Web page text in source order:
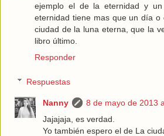
ejemplo el de la eternidad y
eternidad tiene mas que un día
ciudad de la luna eterna, que la
libro último.
Responder
Respuestas
Nanny
8 de mayo de 2013
Jajajaja, es verdad.
Yo también espero el de La